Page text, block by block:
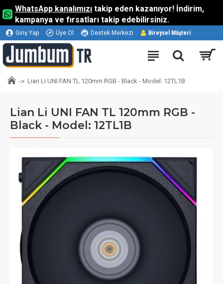
WhatsApp kanalımızı takip eden kazanıyor! İndirim,
kampanya ve fırsatları takip edebilirsiniz.
Giriş Yap Üye Ol Destek Merkezi Bireysel Müşteri
Lian Li UNI FAN TL 120mm RGB - Black - Model: 12TL1B
Lian Li UNI FAN TL 120mm RGB -
Black - Model: 12TL1B